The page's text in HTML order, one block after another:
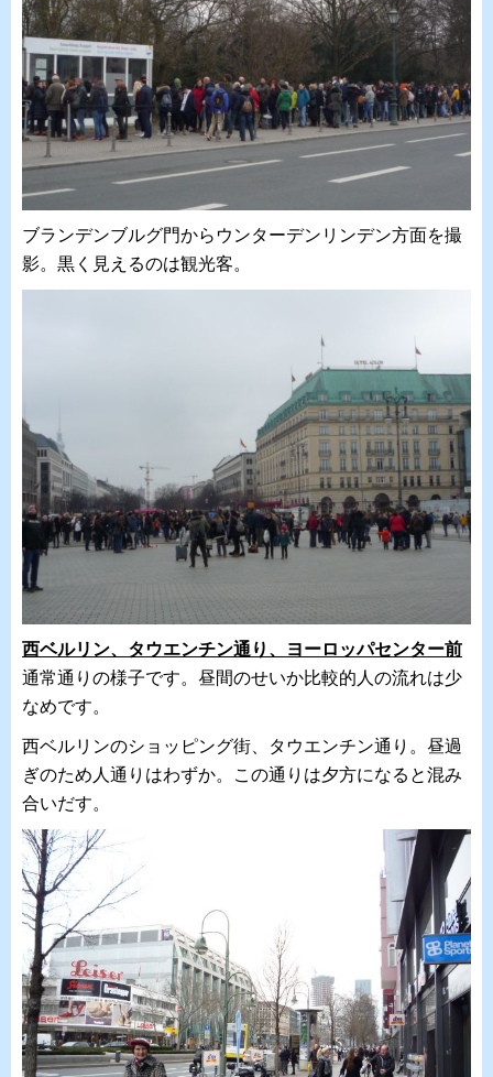
ブランデンブルグ門からウンターデンリンデン方面を撮
影。黒く見えるのは観光客。
西ベルリン、タウエンチン通り、ヨーロッパセンター前
通常通りの様子です。昼間のせいか比較的人の流れは少
なめです。
西ベルリンのショッピング街、タウエンチン通り。昼過
ぎのため人通りはわずか。この通りは夕方になると混み
合いだす。